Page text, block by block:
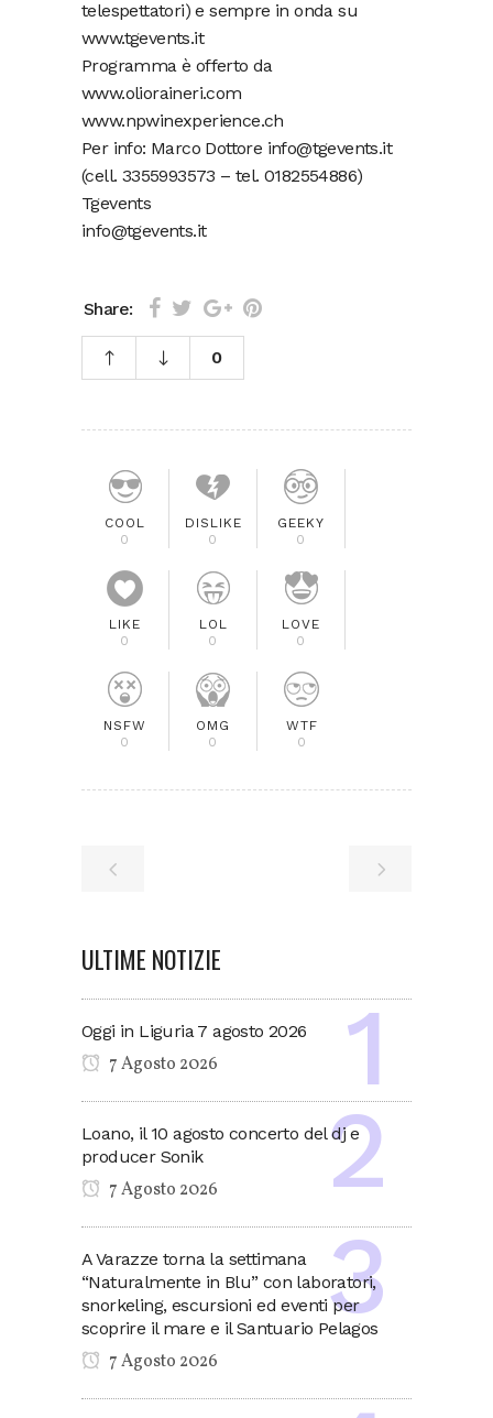
telespettatori) e sempre in onda su
www.tgevents.it
Programma è offerto da
www.olioraineri.com
www.npwinexperience.ch
Per info: Marco Dottore info@tgevents.it
(cell. 3355993573 – tel. 0182554886)
Tgevents
info@tgevents.it
Share:
0
COOL
0
DISLIKE
0
GEEKY
0
LIKE
0
LOL
0
LOVE
0
NSFW
0
OMG
0
WTF
0
ULTIME NOTIZIE
Oggi in Liguria 7 agosto 2026
7 Agosto 2026
Loano, il 10 agosto concerto del dj e
producer Sonik
7 Agosto 2026
A Varazze torna la settimana
“Naturalmente in Blu” con laboratori,
snorkeling, escursioni ed eventi per
scoprire il mare e il Santuario Pelagos
7 Agosto 2026